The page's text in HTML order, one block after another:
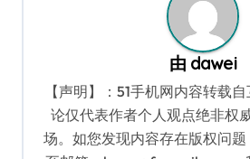
由 dawei
【声明】：51手机网内容转载
论仅代表作者个人观点绝非权
场。如您发现内容存在版权问